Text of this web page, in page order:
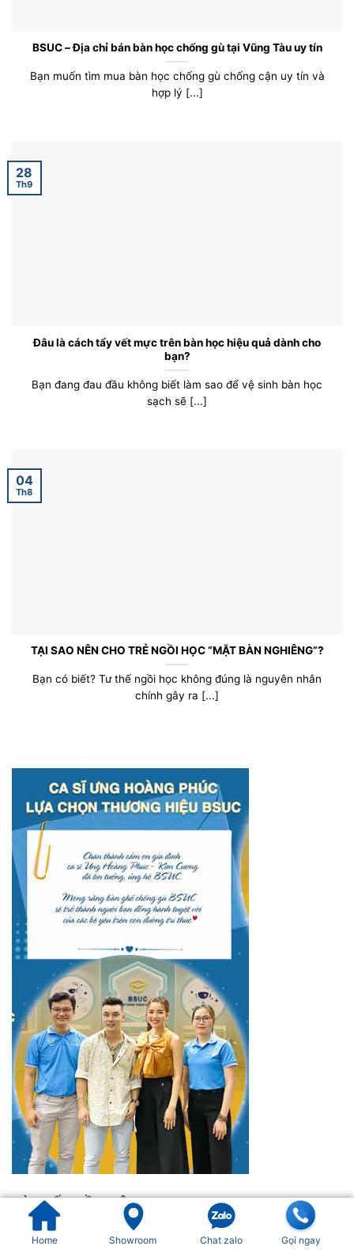
BÀI VIẾT GẦN ĐÂY
BSUC – Địa chỉ bán bàn học chống gù tại Vũng Tàu uy tín
Bạn muốn tìm mua bàn học chống gù chống cận uy tín và
hợp lý [...]
Đâu là cách tẩy vết mực trên bàn học hiệu quả dành cho
bạn?
Bạn đang đau đầu không biết làm sao để vệ sinh bàn học
sạch sẽ [...]
28
Th9
TẠI SAO NÊN CHO TRẺ NGỒI HỌC “MẶT BÀN NGHIÊNG”?
Bạn có biết? Tư thế ngồi học không đúng là nguyên nhân
chính gây ra [...]
04
Th8
Home Showroom Chat zalo Gọi ngay